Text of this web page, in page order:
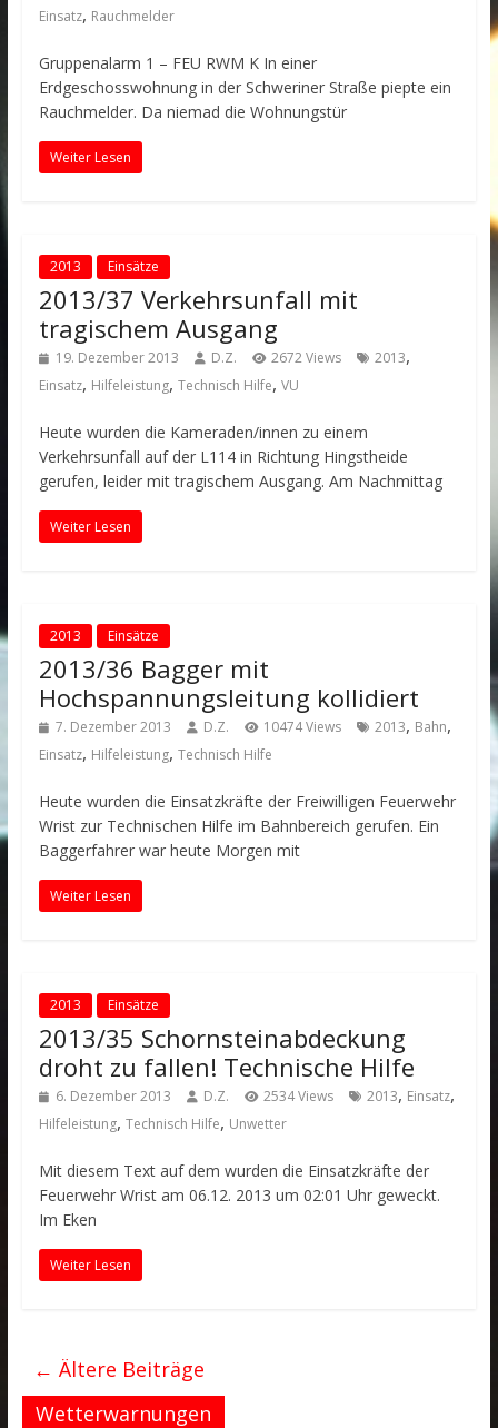
Einsatz, Rauchmelder
Gruppenalarm 1 – FEU RWM K In einer
Erdgeschosswohnung in der Schweriner Straße piepte ein
Rauchmelder. Da niemad die Wohnungstür
Weiter Lesen
2013 Einsätze
2013/37 Verkehrsunfall mit
tragischem Ausgang
19. Dezember 2013 D.Z. 2672 Views 2013,
Einsatz, Hilfeleistung, Technisch Hilfe, VU
Heute wurden die Kameraden/innen zu einem
Verkehrsunfall auf der L114 in Richtung Hingstheide
gerufen, leider mit tragischem Ausgang. Am Nachmittag
Weiter Lesen
2013 Einsätze
2013/36 Bagger mit
Hochspannungsleitung kollidiert
7. Dezember 2013 D.Z. 10474 Views 2013, Bahn,
Einsatz, Hilfeleistung, Technisch Hilfe
Heute wurden die Einsatzkräfte der Freiwilligen Feuerwehr
Wrist zur Technischen Hilfe im Bahnbereich gerufen. Ein
Baggerfahrer war heute Morgen mit
Weiter Lesen
2013 Einsätze
2013/35 Schornsteinabdeckung
droht zu fallen! Technische Hilfe
6. Dezember 2013 D.Z. 2534 Views 2013, Einsatz,
Hilfeleistung, Technisch Hilfe, Unwetter
Mit diesem Text auf dem wurden die Einsatzkräfte der
Feuerwehr Wrist am 06.12. 2013 um 02:01 Uhr geweckt.
Im Eken
Weiter Lesen
← Ältere Beiträge
Wetterwarnungen